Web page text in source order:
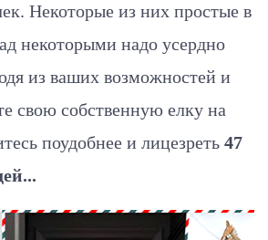
Некоторые из них простые в
некоторыми надо усердно
из ваших возможностей и
свою собственную елку на
поудобнее и лицезреть 47